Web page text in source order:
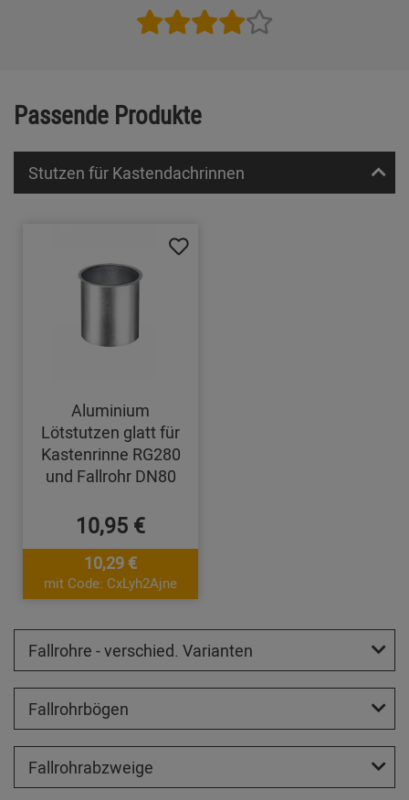
Passende Produkte
Stutzen für Kastendachrinnen
Aluminium
Lötstutzen glatt für
Kastenrinne RG280
und Fallrohr DN80
10,95 €
10,29 €
mit Code: CxLyh2Ajne
Fallrohre - verschied. Varianten
Fallrohrbögen
Fallrohrabzweige